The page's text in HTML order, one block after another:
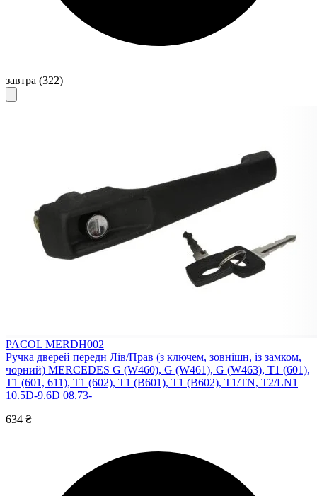
завтра (322)
PACOL MERDH002
Ручка дверей передн Лів/Прав (з ключем, зовнішн, із замком,
чорний) MERCEDES G (W460), G (W461), G (W463), T1 (601),
T1 (601, 611), T1 (602), T1 (B601), T1 (B602), T1/TN, T2/LN1
10.5D-9.6D 08.73-
634 ₴